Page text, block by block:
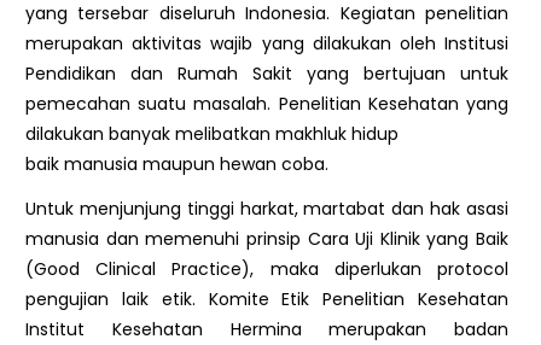
yang tersebar diseluruh Indonesia. Kegiatan penelitian
merupakan aktivitas wajib yang dilakukan oleh Institusi
Pendidikan dan Rumah Sakit yang bertujuan untuk
pemecahan suatu masalah. Penelitian Kesehatan yang
dilakukan banyak melibatkan makhluk hidup
baik manusia maupun hewan coba.
Untuk menjunjung tinggi harkat, martabat dan hak asasi
manusia dan memenuhi prinsip Cara Uji Klinik yang Baik
(Good Clinical Practice), maka diperlukan protocol
pengujian laik etik. Komite Etik Penelitian Kesehatan
Institut Kesehatan Hermina merupakan badan